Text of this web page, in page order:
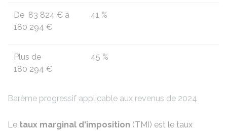
Barème progressif applicable aux revenus de 2024
De 83 824 € à
180 294 €
41 %
Plus de
180 294 €
45 %
Le taux marginal d'imposition (TMI) est le taux